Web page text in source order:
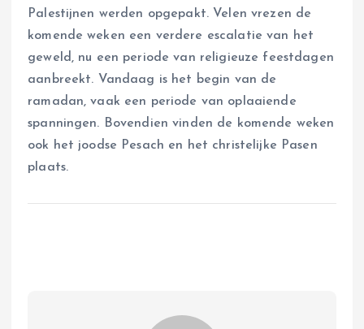
Palestijnen werden opgepakt. Velen vrezen de
komende weken een verdere escalatie van het
geweld, nu een periode van religieuze feestdagen
aanbreekt. Vandaag is het begin van de
ramadan, vaak een periode van oplaaiende
spanningen. Bovendien vinden de komende weken
ook het joodse Pesach en het christelijke Pasen
plaats.